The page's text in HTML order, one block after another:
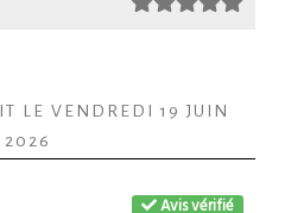
LE VENDREDI 19 JUIN
2026
Avis vérifié